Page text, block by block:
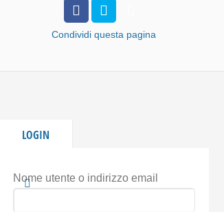
Condividi questa pagina
LOGIN
Nome utente o indirizzo email